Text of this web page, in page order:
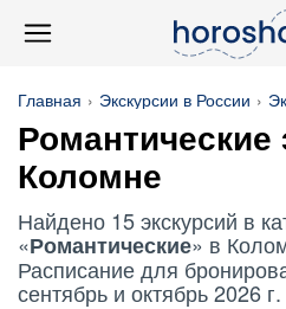
Главная Экскурсии в России
Романтические
Коломне
Найдено 15 экскурсий в
«Романтические» в
Расписание для
сентябрь и октябрь 2026 г.